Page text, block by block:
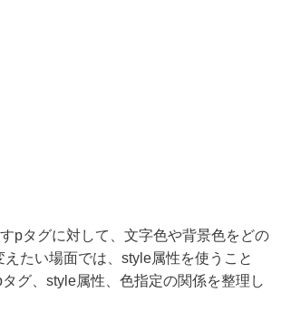
pタグに対して、文字色や背景色をどの
たい場面では、style属性を使うこと
グ、style属性、色指定の関係を整理し